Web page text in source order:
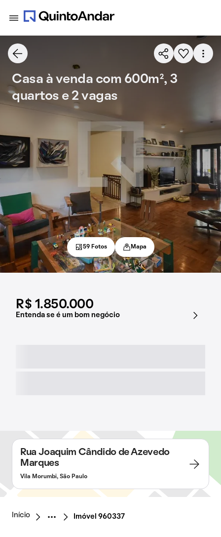
R$ 1.850.000
Entenda se é um bom negócio
Casa à venda com 600m², 3
quartos e 2 vagas
59 Fotos Mapa
Rua Joaquim Cândido de Azevedo
Marques
Vila Morumbi, São Paulo
Início Imóvel 960337